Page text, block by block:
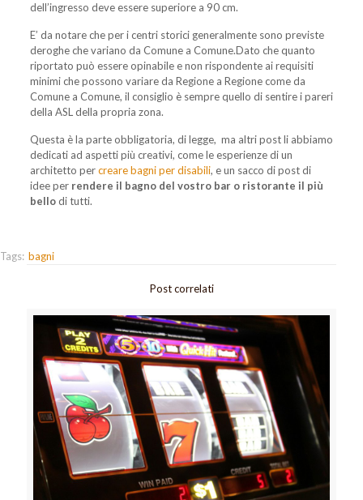
dell’ingresso deve essere superiore a 90 cm.
E’ da notare che per i centri storici generalmente sono previste
deroghe che variano da Comune a Comune.Dato che quanto
riportato può essere opinabile e non rispondente ai requisiti
minimi che possono variare da Regione a Regione come da
Comune a Comune, il consiglio è sempre quello di sentire i pareri
della ASL della propria zona.
Questa è la parte obbligatoria, di legge, ma altri post li abbiamo
dedicati ad aspetti più creativi, come le esperienze di un
architetto percreare bagni per disabili, e un sacco di post di
idee per rendere il bagno del vostro bar o ristorante il più
bellodi tutti.
Tags: bagni
Post correlati